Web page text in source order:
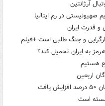
آرژانتین
صهیونیستی در رم ایتالیا
و قدرت ایران
و جنگ طلبی است +فیلم
هرمز به ایران تحمیل کند؟
هستیم
اربعین
است